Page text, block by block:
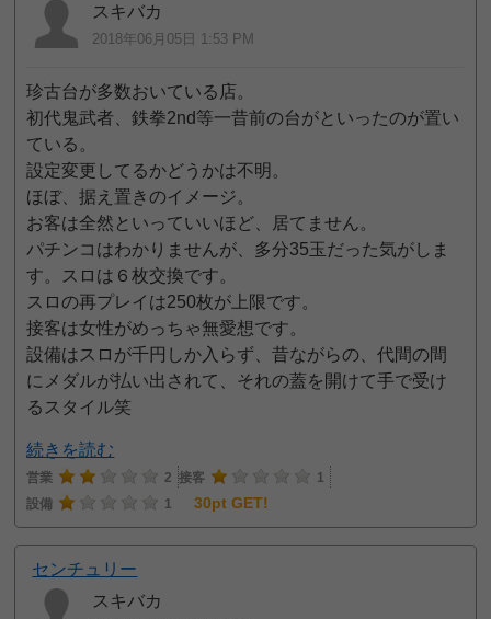
スキバカ
2018年06月05日 1:53 PM
珍古台が多数おいている店。
初代鬼武者、鉄拳2nd等一昔前の台がといったのが置い
ている。
設定変更してるかどうかは不明。
ほぼ、据え置きのイメージ。
お客は全然といっていいほど、居てません。
パチンコはわかりませんが、多分35玉だった気がしま
す。スロは６枚交換です。
スロの再プレイは250枚が上限です。
接客は女性がめっちゃ無愛想です。
設備はスロが千円しか入らず、昔ながらの、代間の間
にメダルが払い出されて、それの蓋を開けて手で受け
るスタイル笑
続きを読む
営業 2 接客
1
設備
1 30pt GET!
センチュリー
スキバカ